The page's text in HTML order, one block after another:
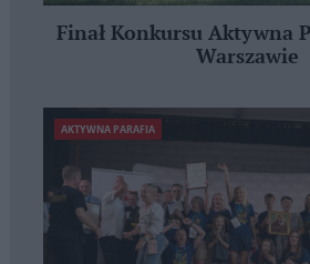
Finał Konkursu Aktywna
Warszawie
AKTYWNA PARAFIA